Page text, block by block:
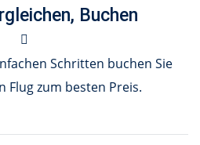
Buchen
Schritten buchen Sie
Flug zum besten Preis.